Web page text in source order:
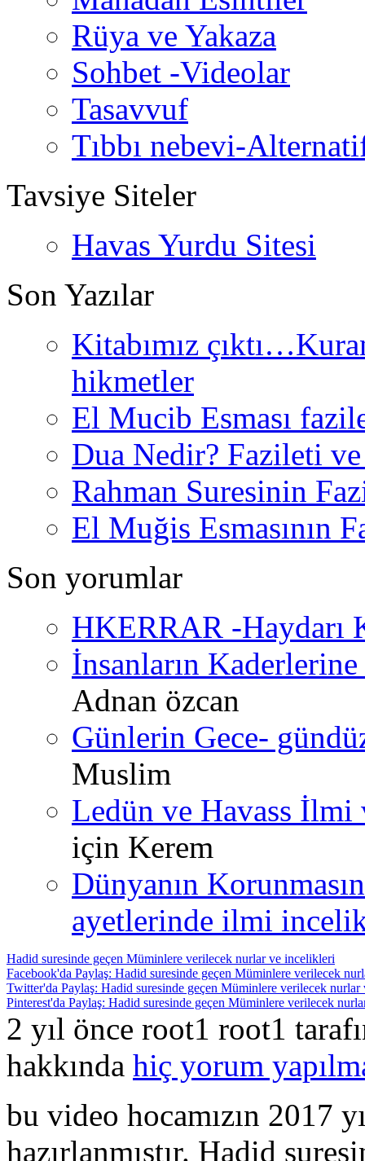
Rüya ve Yakaza
Sohbet -Videolar
Tasavvuf
Tıbbı nebevi-
Tavsiye Siteler
Havas Yurdu Sitesi
Son Yazılar
Kitabımız
hikmetler
El Mucib Esması
Dua Nedir? Fazileti
Rahman Suresinin
El Muğis Esmasının
Son yorumlar
HKERRAR -Haydarı
İnsanların
Adnan özcan
Günlerin Gece-
Muslim
Ledün ve Havass İlmi
için Kerem
Dünyanın
ayetlerinde ilmi
Hadid suresinde geçen Müminlere verilecek nurlar ve incelikleri
Facebook'da Paylaş: Hadid suresinde geçen Müminlere verilecek
Twitter'da Paylaş: Hadid suresinde geçen Müminlere verilecek
Pinterest'da Paylaş: Hadid suresinde geçen Müminlere verilecek
2 yıl önce root1 root1
hakkında hiç yorum
bu video hocamızın 2017
hazırlanmıştır. Hadid